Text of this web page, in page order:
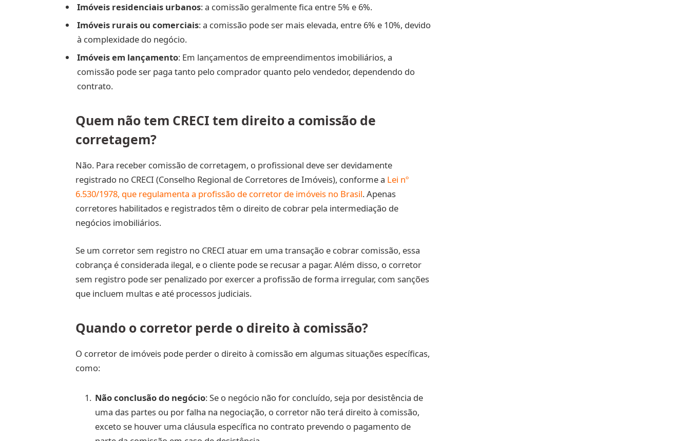
Imóveis residenciais urbanos: a comissão geralmente fica entre 5% e 6%.
Imóveis rurais ou comerciais: a comissão pode ser mais elevada, entre 6% e 10%, devido
à complexidade do negócio.
Imóveis em lançamento: Em lançamentos de empreendimentos imobiliários, a
comissão pode ser paga tanto pelo comprador quanto pelo vendedor, dependendo do
contrato.
Quem não tem CRECI tem direito a comissão de
corretagem?
Não. Para receber comissão de corretagem, o profissional deve ser devidamente
registrado no CRECI (Conselho Regional de Corretores de Imóveis), conforme a Lei nº
6.530/1978, que regulamenta a profissão de corretor de imóveis no Brasil. Apenas
corretores habilitados e registrados têm o direito de cobrar pela intermediação de
negócios imobiliários.
Se um corretor sem registro no CRECI atuar em uma transação e cobrar comissão, essa
cobrança é considerada ilegal, e o cliente pode se recusar a pagar. Além disso, o corretor
sem registro pode ser penalizado por exercer a profissão de forma irregular, com sanções
que incluem multas e até processos judiciais.
Quando o corretor perde o direito à comissão?
O corretor de imóveis pode perder o direito à comissão em algumas situações específicas,
como:
Não conclusão do negócio: Se o negócio não for concluído, seja por desistência de
uma das partes ou por falha na negociação, o corretor não terá direito à comissão,
exceto se houver uma cláusula específica no contrato prevendo o pagamento de